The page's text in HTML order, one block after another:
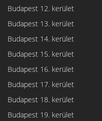
Budapest 12. kerület
Budapest 13. kerület
Budapest 14. kerület
Budapest 15. kerület
Budapest 16. kerület
Budapest 17. kerület
Budapest 18. kerület
Budapest 19. kerület